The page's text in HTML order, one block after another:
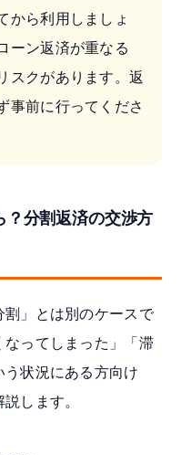
から利用しましょ
ーン返済が重なる
スクがあります。返
事前に行ってくださ
？分割返済の交渉方
割」とは別のケースで
ってしまった」「滞
状況にある方向け
します。